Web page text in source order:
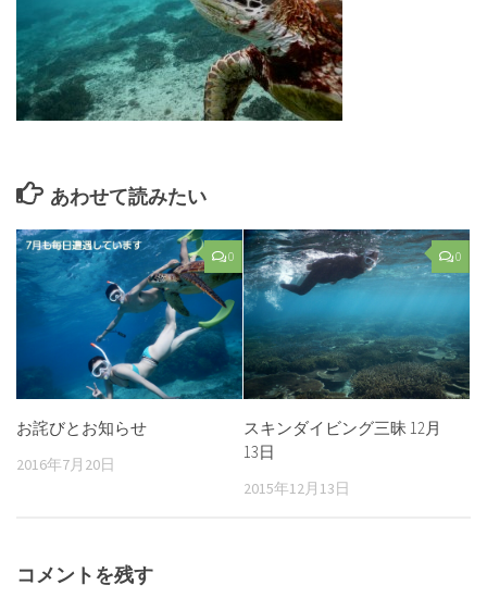
あわせて読みたい
0
お詫びとお知らせ
2016年7月20日
0
スキンダイビング三昧 12月
13日
2015年12月13日
コメントを残す